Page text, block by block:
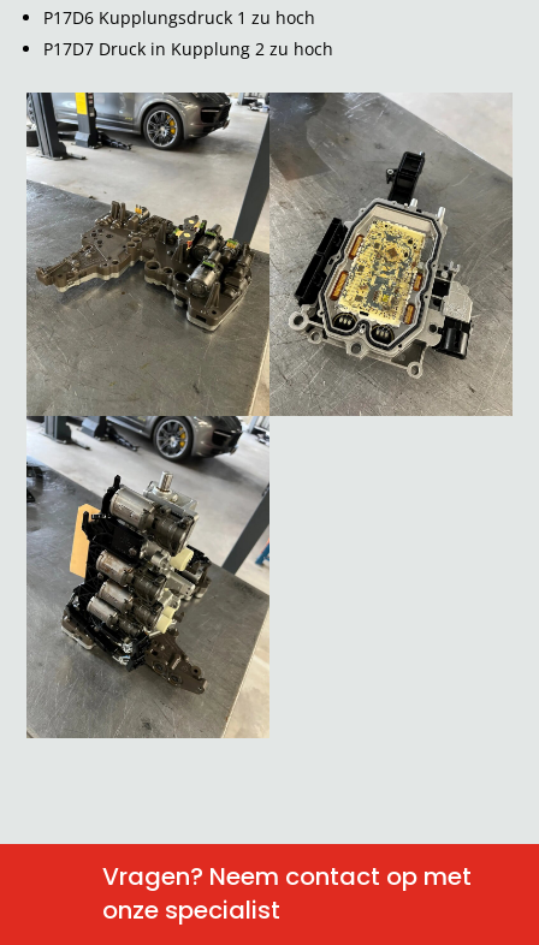
P17D6 Kupplungsdruck 1 zu hoch
P17D7 Druck in Kupplung 2 zu hoch
Vragen? Neem contact op met
onze specialist